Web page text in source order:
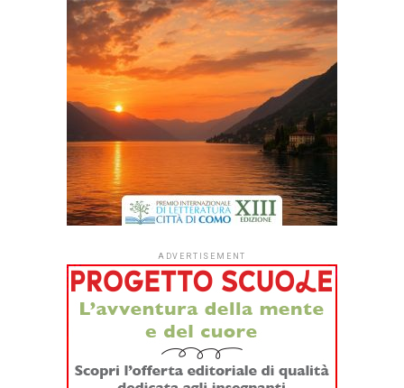
Cino Tortorella è stato
Mago Zurlì, un’icona felice
della prima televisione
custodita nella memoria
collettiva, tra calzamaglie
lucide, brillantini e lo
Zecchino d’Oro dei primi
anni. Per suo figlio Guido
era semplicemente un
padre, da condividere con
milioni di bambini a bocca
aperta davanti allo schermo. Quando una figura così
ingombrante se ne va, per chi resta il lutto è un’eredità
intima fatta di conti sospesi, ricordi nitidi e parole mai
dette che nessuna nostalgia pubblica potrà mai saldare.
Artificiale edito da Baldini+Castoldi nella collana I Lemuri
(204pp., 19 Euro) nasce da uno spunto quasi spiazzante:
un giorno Guido chiede a ChatGPT di imitare suo padre e di